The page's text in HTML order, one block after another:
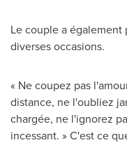
Le couple a également
diverses occasions.
« Ne coupez pas
distance, ne l'oubliez
chargée, ne l'ignorez
incessant. » C'est ce